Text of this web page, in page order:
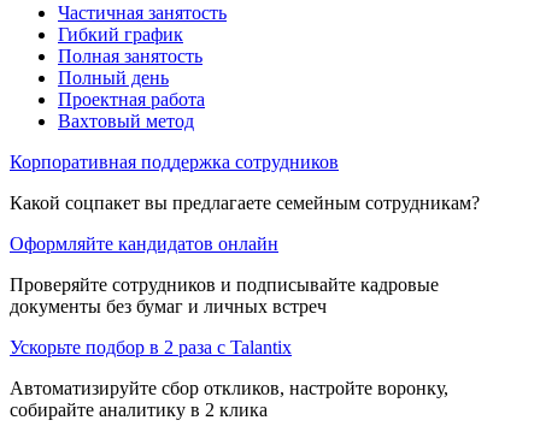
Частичная занятость
Гибкий график
Полная занятость
Полный день
Проектная работа
Вахтовый метод
Корпоративная поддержка сотрудников
Какой соцпакет вы предлагаете семейным сотрудникам?
Оформляйте кандидатов онлайн
Проверяйте сотрудников и подписывайте кадровые
документы без бумаг и личных встреч
Ускорьте подбор в 2 раза с Talantix
Автоматизируйте сбор откликов, настройте воронку,
собирайте аналитику в 2 клика